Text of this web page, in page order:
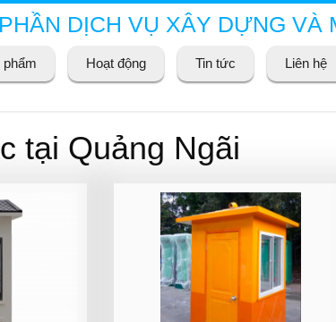
DỊCH VỤ XÂY DỰNG VÀ
phẩm Hoạt động Tin tức Liên hệ
tại Quảng Ngãi